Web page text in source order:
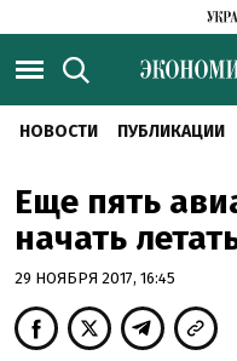
НОВОСТИ ПУБЛИКАЦИИ
Еще пять
начать
29 НОЯБРЯ 2017, 16:45